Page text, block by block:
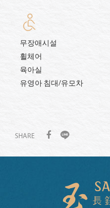
무장애시설
휠체어
육아실
유영아 침대/유모차
SHARE